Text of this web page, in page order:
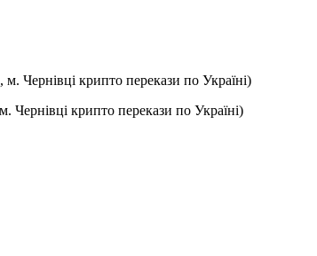
крипто перекази по Україні)
крипто перекази по Україні)